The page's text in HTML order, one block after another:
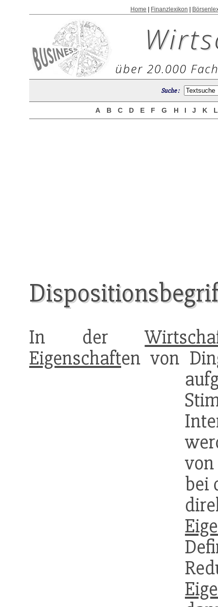
Home Finanzlexikon
über 20.000
Suche :
A B C D E F G H I J K
In der
Eigenschaften von
bei